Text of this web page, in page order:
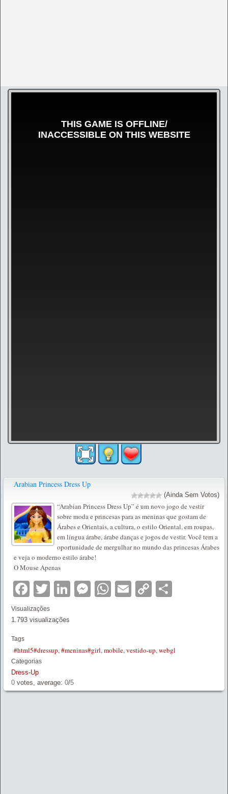
Arabian Princess Dress Up
(Ainda Sem Votos)
“Arabian Princess Dress Up” é um novo jogo de vestir
sobre moda e princesas para as meninas que gostam de
Árabes e Orientais, a cultura, o estilo Oriental, em roupas,
em língua árabe, árabe danças e jogos de vestir. Você tem a
oportunidade de mergulhar no mundo das princesas Árabes
e veja o moderno estilo árabe!
O Mouse Apenas
Facebook
TwitterLinkedIn
Messenger
WhatsApp
EmailCopy
Visualizações
1.793 visualizações
Tags
#html5#dressup,#meninas#girl,mobile,vestido-up,webgl
Categorias
Dress-Up
0 votes, average: 0/5